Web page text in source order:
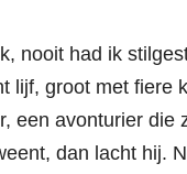
nooit had ik
lijf, groot met fiere
een avonturier
dan lacht hij.